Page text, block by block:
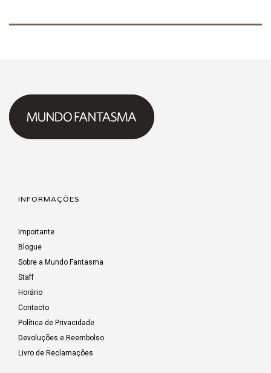
INFORMAÇÕES
Importante
Blogue
Sobre a Mundo Fantasma
Staff
Horário
Contacto
Política de Privacidade
Devoluções e Reembolso
Livro de Reclamações